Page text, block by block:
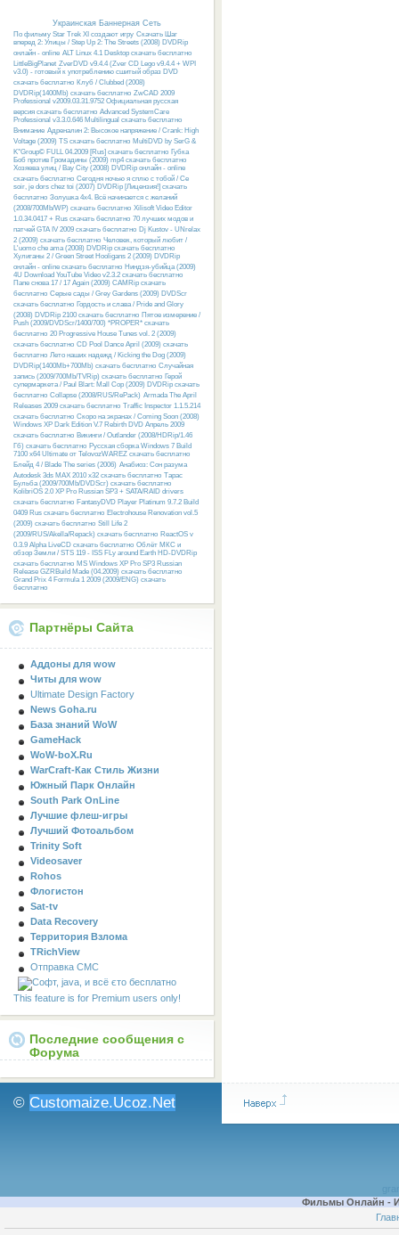
Украинская Баннерная Сеть
По фильму Star Trek XI создают игру Скачать Шаг
вперед 2: Улицы / Step Up 2: The Streets (2008) DVDRip
онлайн - online ALT Linux 4.1 Desktop скачать бесплатно
LittleBigPlanet ZverDVD v9.4.4 (Zver CD Lego v9.4.4 + WPI
v3.0) - готовый к употреблению сшитый образ DVD
скачать бесплатно Клуб / Clubbed (2008)
DVDRip(1400Mb) скачать бесплатно ZwCAD 2009
Professional v2009.03.31.9752 Официальная русская
версия скачать бесплатно Advanced SystemCare
Professional v3.3.0.646 Multilingual скачать бесплатно
Внимание Адреналин 2: Высокое напряжение / Crank: High
Voltage (2009) TS скачать бесплатно MultiDVD by SerG &
K°Group© FULL 04.2009 [Rus] скачать бесплатно Губка
Боб против Громадины (2009) mp4 скачать бесплатно
Хозяева улиц / Bay City (2008) DVDRip онлайн - online
скачать бесплатно Сегодня ночью я сплю с тобой / Ce
soir, je dors chez toi (2007) DVDRip [Лицензия!] скачать
бесплатно Золушка 4х4. Всё начинается с желаний
(2008/700Mb/WP) скачать бесплатно Xilisoft Video Editor
1.0.34.0417 + Rus скачать бесплатно 70 лучших модов и
патчей GTA IV 2009 скачать бесплатно Dj Kustov - UNrelax
2 (2009) скачать бесплатно Человек, который любит /
L'uomo che ama (2008) DVDRip скачать бесплатно
Хулиганы 2 / Green Street Hooligans 2 (2009) DVDRip
онлайн - online скачать бесплатно Ниндзя-убийца (2009)
4U Download YouTube Video v2.3.2 скачать бесплатно
Папе снова 17 / 17 Again (2009) CAMRip скачать
бесплатно Серые сады / Grey Gardens (2009) DVDScr
скачать бесплатно Гордость и слава / Pride and Glory
(2008) DVDRip 2100 скачать бесплатно Пятое измерение /
Push (2009/DVDScr/1400/700) *PROPER* скачать
бесплатно 20 Progressive House Tunes vol. 2 (2009)
скачать бесплатно CD Pool Dance April (2009) скачать
бесплатно Лето наших надежд / Kicking the Dog (2009)
DVDRip(1400Mb+700Mb) скачать бесплатно Случайная
запись (2009/700Mb/TVRip) скачать бесплатно Герой
супермаркета / Paul Blart: Mall Cop (2009) DVDRip скачать
бесплатно Collapse (2008/RUS/RePack) Armada The April
Releases 2009 скачать бесплатно Traffic Inspector 1.1.5.214
скачать бесплатно Скоро на экранах / Coming Soon (2008)
Windows XP Dark Edition V.7 Rebirth DVD Апрель 2009
скачать бесплатно Викинги / Outlander (2008/HDRip/1.46
Гб) скачать бесплатно Русcкая сборка Windows 7 Build
7100 x64 Ultimate от TelovozWAREZ скачать бесплатно
Блейд 4 / Blade The series (2006) Анабиоз: Сон разума
Autodesk 3ds MAX 2010 x32 скачать бесплатно Тарас
Бульба (2009/700Mb/DVDScr) скачать бесплатно
KolibriOS 2.0 XP Pro Russian SP3 + SATA/RAID drivers
скачать бесплатно FantasyDVD Player Platinum 9.7.2 Build
0409 Rus скачать бесплатно Electrohouse Renovation vol.5
(2009) скачать бесплатно Still Life 2
(2009/RUS/Akella/Repack) скачать бесплатно ReactOS v
0.3.9 Alpha LiveCD скачать бесплатно Облёт МКС и
обзор Земли / STS 119 - ISS FLy around Earth HD-DVDRip
скачать бесплатно MS Windows XP Pro SP3 Russian
Release GZRBuild Made (04.2009) скачать бесплатно
Grand Prix 4 Formula 1 2009 (2009/ENG) скачать
бесплатно
Партнёры Сайта
Аддоны для wow
Читы для wow
Ultimate Design Factory
News Goha.ru
База знаний WoW
GameHack
WoW-boX.Ru
WarCraft-Как Стиль Жизни
Южный Парк Онлайн
South Park OnLine
Лучшие флеш-игры
Лучший Фотоальбом
Trinity Soft
Videosaver
Rohos
Флогистон
Sat-tv
Data Recovery
Территория Взлома
TRichView
Отправка СМС
This feature is for Premium users only!
Последние сообщения с
Форума
© Customaize.Ucoz.Net
Фильмы Онлайн -